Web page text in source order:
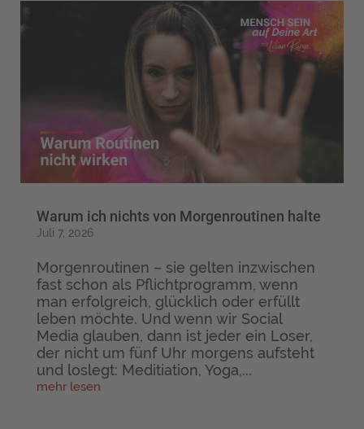
Warum ich nichts von Morgenroutinen halte
Juli 7, 2026
Morgenroutinen – sie gelten inzwischen
fast schon als Pflichtprogramm, wenn
man erfolgreich, glücklich oder erfüllt
leben möchte. Und wenn wir Social
Media glauben, dann ist jeder ein Loser,
der nicht um fünf Uhr morgens aufsteht
und loslegt: Meditiation, Yoga,...
mehr lesen